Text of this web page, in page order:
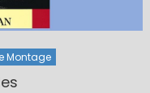
Montage